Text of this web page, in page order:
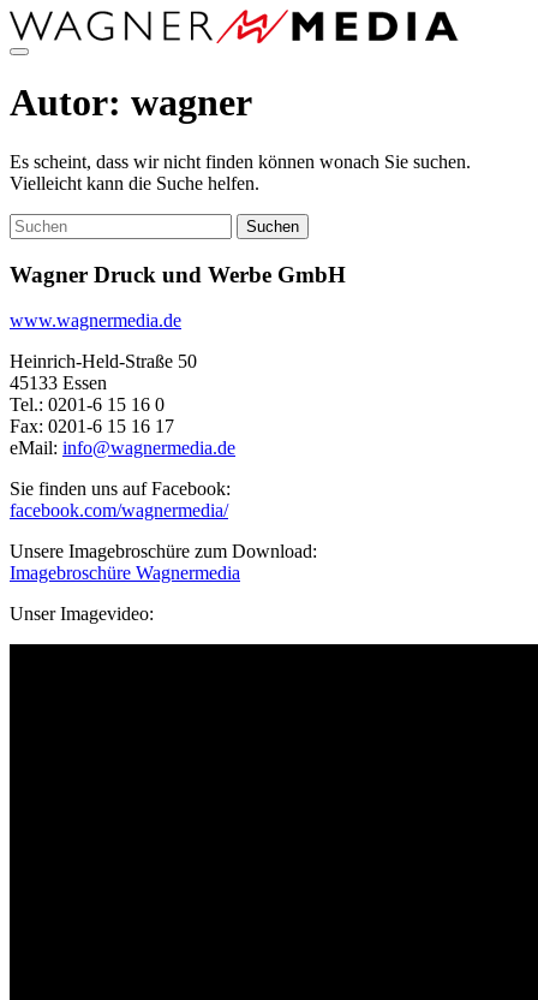
Direkt
zum
Inhalt
Autor: wagner
Es scheint, dass wir nicht finden können wonach Sie suchen.
Vielleicht kann die Suche helfen.
Suchen
nach:
Wagner Druck und Werbe GmbH
www.wagnermedia.de
Heinrich-Held-Straße 50
45133 Essen
Tel.: 0201-6 15 16 0
Fax: 0201-6 15 16 17
eMail: info@wagnermedia.de
Sie finden uns auf Facebook:
facebook.com/wagnermedia/
Unsere Imagebroschüre zum Download:
Imagebroschüre Wagnermedia
Unser Imagevideo: